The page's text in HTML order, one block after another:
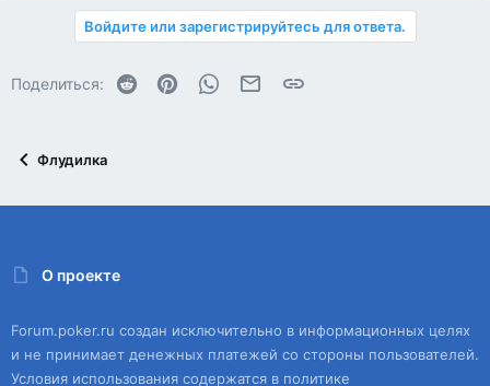
Войдите или зарегистрируйтесь для ответа.
Поделиться: Reddit PinterestWhatsAppЭлектронная почта
Ссылка
Флудилка
О проекте
Forum.poker.ru создан исключительно в информационных целях
и не принимает денежных платежей со стороны пользователей.
Условия использования содержатся в политике